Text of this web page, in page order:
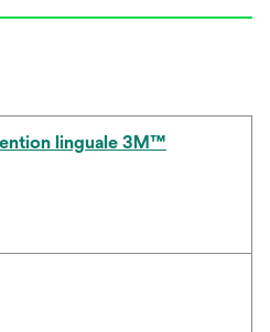
linguale 3M™